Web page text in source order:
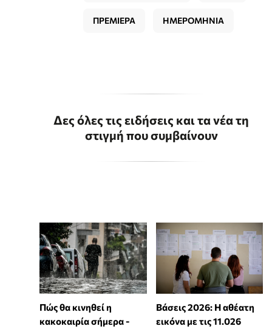
ΠΡΕΜΙΕΡΑ ΗΜΕΡΟΜΗΝΙΑ
Δες όλες τις ειδήσεις και τα νέα τη
στιγμή που συμβαίνουν
Πώς θα κινηθεί η
κακοκαιρία σήμερα -
Βάσεις 2026: Η αθέατη
εικόνα με τις 11.026